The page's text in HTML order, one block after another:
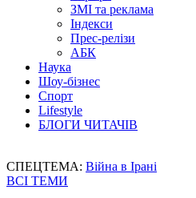
ЗМІ та реклама
Індекси
Прес-релізи
АБК
Наука
Шоу-бізнес
Спорт
Lifestyle
БЛОГИ ЧИТАЧІВ
СПЕЦТЕМА: Війна в Ірані
ВСІ ТЕМИ